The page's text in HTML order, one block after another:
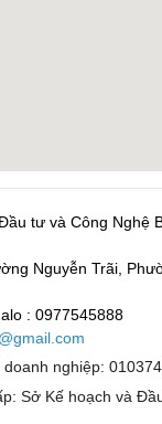
tư và Công Nghệ
Nguyễn Trãi,
: 0977545888
nghiệp:
Sở Kế hoạch và